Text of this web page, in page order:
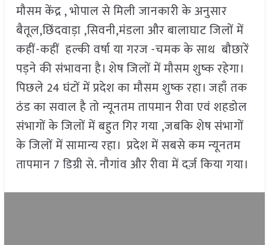
मौसम केंद्र , भोपाल से मिली जानकारी के अनुसार
बैतूल,छिंदवाड़ा ,सिवनी,मंडला और बालाघाट जिलों में
कहीं-कहीं हल्की वर्षा या गरज -चमक के साथ बौछारें
पड़ने की संभावना है। शेष जिलों में मौसम शुष्क रहेगा।
पिछले 24 घंटों में प्रदेश का मौसम शुष्क रहा। जहाँ तक
ठंड का सवाल है तो न्यूनतम तापमान रीवा एवं शहडोल
संभागों के जिलों में बहुत गिर गया ,जबकि शेष संभागों
के जिलों में सामान्य रहा। प्रदेश में सबसे कम न्यूनतम
तापमान 7 डिग्री से. नौगांव और रीवा में दर्ज़ किया गया।